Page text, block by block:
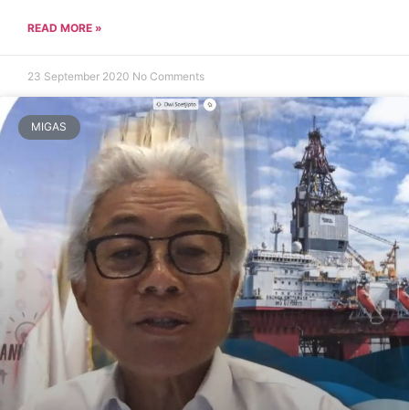
READ MORE »
23 September 2020 No Comments
MIGAS